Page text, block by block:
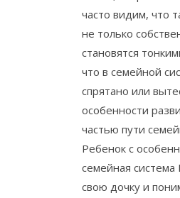
часто видим, что
не только
становятся
что в семейной
спрятано или
особенности
частью пути
Ребенок с
семейная
свою дочку и